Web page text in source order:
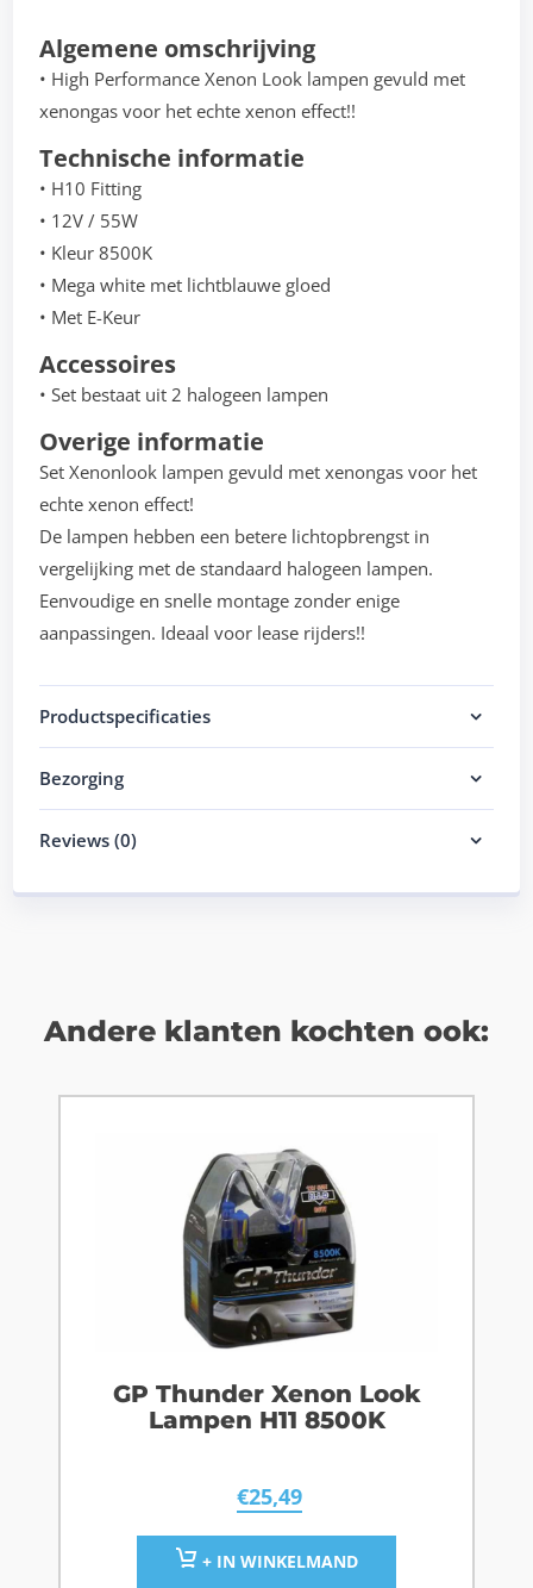
Algemene omschrijving
• High Performance Xenon Look lampen gevuld met
xenongas voor het echte xenon effect!!
Technische informatie
• H10 Fitting
• 12V / 55W
• Kleur 8500K
• Mega white met lichtblauwe gloed
• Met E-Keur
Accessoires
• Set bestaat uit 2 halogeen lampen
Overige informatie
Set Xenonlook lampen gevuld met xenongas voor het
echte xenon effect!
De lampen hebben een betere lichtopbrengst in
vergelijking met de standaard halogeen lampen.
Eenvoudige en snelle montage zonder enige
aanpassingen. Ideaal voor lease rijders!!
Productspecificaties
Bezorging
Reviews (0)
Andere klanten kochten ook:
GP Thunder Xenon Look
Lampen H11 8500K
€25,49
+ IN WINKELMAND